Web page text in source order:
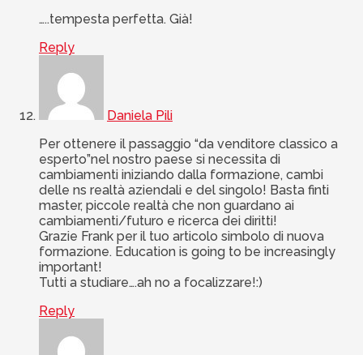
…..tempesta perfetta. Già!
Reply
Daniela Pili
Per ottenere il passaggio “da venditore classico a
esperto”nel nostro paese si necessita di
cambiamenti iniziando dalla formazione, cambi
delle ns realtà aziendali e del singolo! Basta finti
master, piccole realtà che non guardano ai
cambiamenti/futuro e ricerca dei diritti!
Grazie Frank per il tuo articolo simbolo di nuova
formazione. Education is going to be increasingly
important!
Tutti a studiare….ah no a focalizzare!:)
Reply